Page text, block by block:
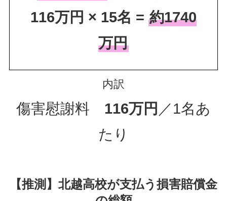
116万円 × 15名 = 約1740
万円
内訳
傷害慰謝料 116万円 ／1名あ
たり
【推測】北越高校が支払う損害賠償金